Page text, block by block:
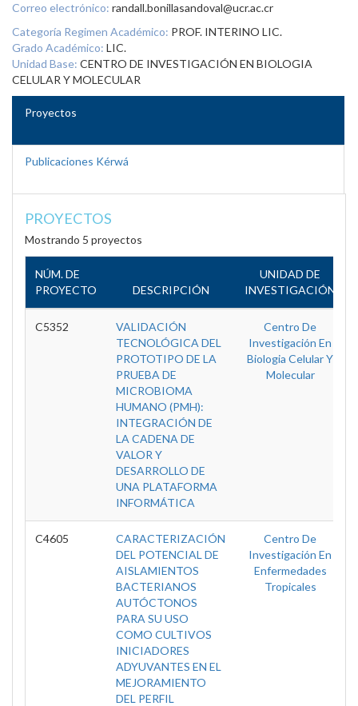
Correo electrónico: randall.bonillasandoval@ucr.ac.cr
Categoría Regimen Académico: PROF. INTERINO LIC.
Grado Académico: LIC.
Unidad Base: CENTRO DE INVESTIGACIÓN EN BIOLOGIA
CELULAR Y MOLECULAR
Proyectos
Publicaciones Kérwá
PROYECTOS
Mostrando 5 proyectos
NÚM. DE
PROYECTO
DESCRIPCIÓN
UNIDAD DE
INVESTIGACIÓN
C5352
VALIDACIÓN
TECNOLÓGICA DEL
PROTOTIPO DE LA
PRUEBA DE
MICROBIOMA
HUMANO (PMH):
INTEGRACIÓN DE
LA CADENA DE
VALOR Y
DESARROLLO DE
UNA PLATAFORMA
INFORMÁTICA
Centro De
Investigación En
Biologia Celular Y
Molecular
C4605
CARACTERIZACIÓN
DEL POTENCIAL DE
AISLAMIENTOS
BACTERIANOS
AUTÓCTONOS
PARA SU USO
COMO CULTIVOS
INICIADORES
ADYUVANTES EN EL
MEJORAMIENTO
DEL PERFIL
Centro De
Investigación En
Enfermedades
Tropicales